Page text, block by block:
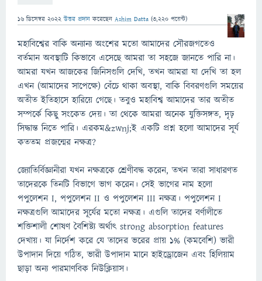
16 ডিসেম্বর 2022 উত্তর প্রদান করেছেন Ashim Datta (3,220 পয়েন্ট)
মহাবিশ্বের বাকি অন্যান্য অংশের মতো আমাদের সৌরজগতেও
বর্তমান অবস্থাটি কিভাবে এসেছে আমরা তা সহজে জানতে পারি না।
আমরা যখন আজকের জিনিসগুলি দেখি, তখন আমরা যা দেখি তা হল
এখন (আমাদের সাপেক্ষে) বেঁচে থাকা অবস্থা, বাকি বিবরণগুলি সময়ের
অতীত ইতিহাসে হারিয়ে গেছে। তবুও মহাবিশ্ব আমাদের তার অতীত
সম্পর্কে কিছু সংকেত দেয়। তা থেকে আমরা অনেক যুক্তিসঙ্গত, দৃঢ়
সিদ্ধান্ত নিতে পারি। এরকম&zwnj;ই একটি প্রশ্ন হলো আমাদের সূর্য
কততম প্রজন্মের নক্ষত্র?
জ্যোতির্বিজ্ঞানীরা যখন নক্ষত্রকে শ্রেণীবদ্ধ করেন, তখন তারা সাধারণত
তাদেরকে তিনটি বিভাগে ভাগ করেন। সেই ভাগের নাম হলো
পপুলেশন I, পপুলেশন II ও পপুলেশন III নক্ষত্র। পপুলেশন I
নক্ষত্রগুলি আমাদের সূর্যের মতো নক্ষত্র। এগুলি তাদের বর্ণালীতে
শক্তিশালী শোষণ বৈশিষ্ট্য অর্থাৎ strong absorption features
দেখায়। যা নির্দেশ করে যে তাদের ভরের প্রায় 1% (কমবেশি) ভারী
উপাদান দিয়ে গঠিত, ভারী উপাদান মানে হাইড্রোজেন এবং হিলিয়াম
ছাড়া অন্য পারমাণবিক নিউক্লিয়াস।